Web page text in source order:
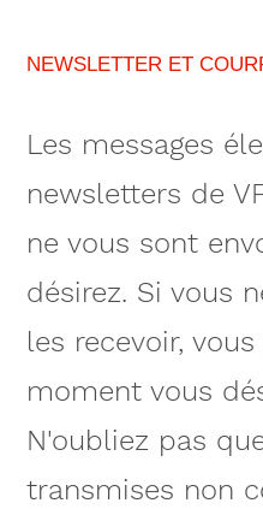
NEWSLETTER ET
Les messages
newsletters de
ne vous sont
désirez. Si vous
les recevoir,
moment vous
N'oubliez pas
transmises non